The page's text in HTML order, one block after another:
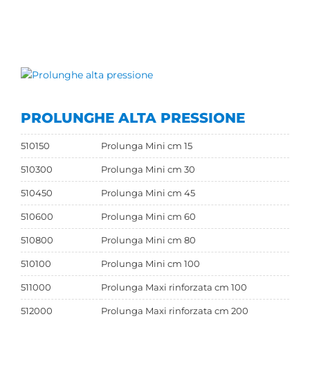
PROLUNGHE ALTA PRESSIONE
510150 Prolunga Mini cm 15
510300 Prolunga Mini cm 30
510450 Prolunga Mini cm 45
510600 Prolunga Mini cm 60
510800 Prolunga Mini cm 80
510100 Prolunga Mini cm 100
511000 Prolunga Maxi rinforzata cm 100
512000 Prolunga Maxi rinforzata cm 200